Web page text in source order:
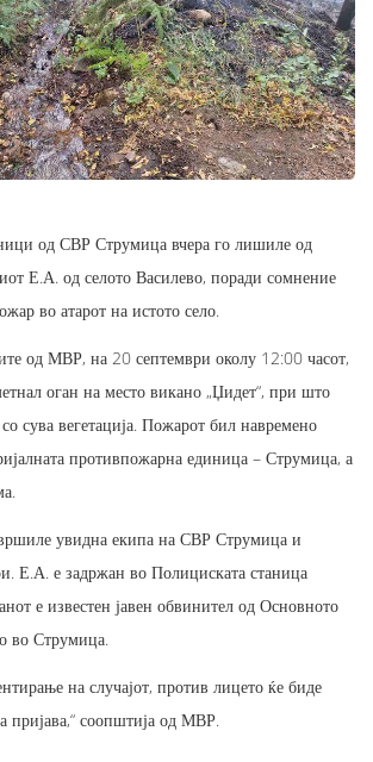
од СВР Струмица вчера го лишиле од
Е.А. од селото Василево, поради сомнение
во атарот на истото село.
од МВР, на 20 септември околу 12:00 часот,
оган на место викано „Џидет“, при што
сува вегетација. Пожарот бил навремено
противпожарна единица – Струмица, а
увидна екипа на СВР Струмица и
Е.А. е задржан во Полициската станица
е известен јавен обвинител од Основното
во Струмица.
на случајот, против лицето ќе биде
пријава,“ соопштија од МВР.